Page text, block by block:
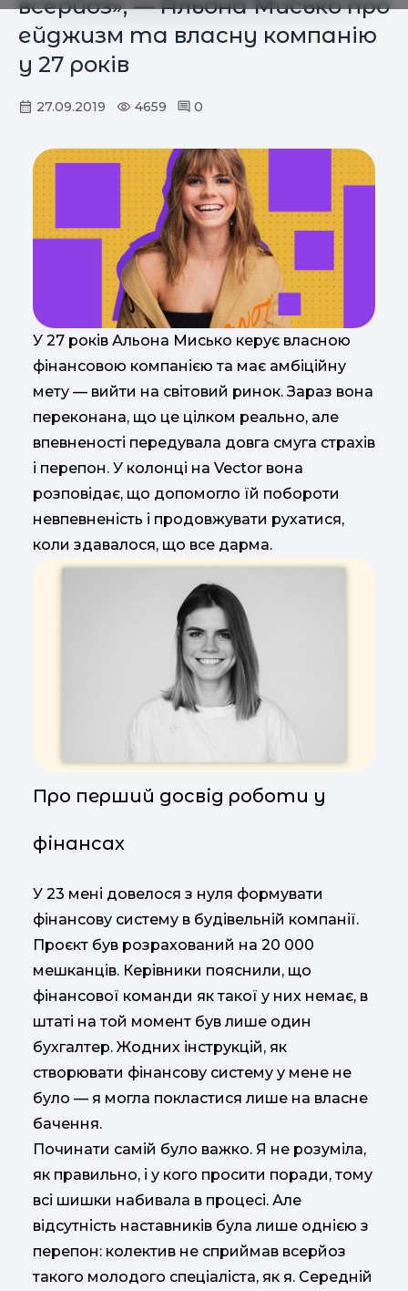
всерйоз», — Альона Мисько про
ейджизм та власну компанію
у 27 років
27.09.2019 4659 0
У 27 років Альона Мисько керує власною
фінансовою компанією та має амбіційну
мету — вийти на світовий ринок. Зараз вона
переконана, що це цілком реально, але
впевненості передувала довга смуга страхів
і перепон. У колонці на Vector вона
розповідає, що допомогло їй побороти
невпевненість і продовжувати рухатися,
коли здавалося, що все дарма.
Про перший досвід роботи у
фінансах
У 23 мені довелося з нуля формувати
фінансову систему в будівельній компанії.
Проєкт був розрахований на 20 000
мешканців. Керівники пояснили, що
фінансової команди як такої у них немає, в
штаті на той момент був лише один
бухгалтер. Жодних інструкцій, як
створювати фінансову систему у мене не
було — я могла покластися лише на власне
бачення.
Починати самій було важко. Я не розуміла,
як правильно, і у кого просити поради, тому
всі шишки набивала в процесі. Але
відсутність наставників була лише однією з
перепон: колектив не сприймав всерйоз
такого молодого спеціаліста, як я. Середній